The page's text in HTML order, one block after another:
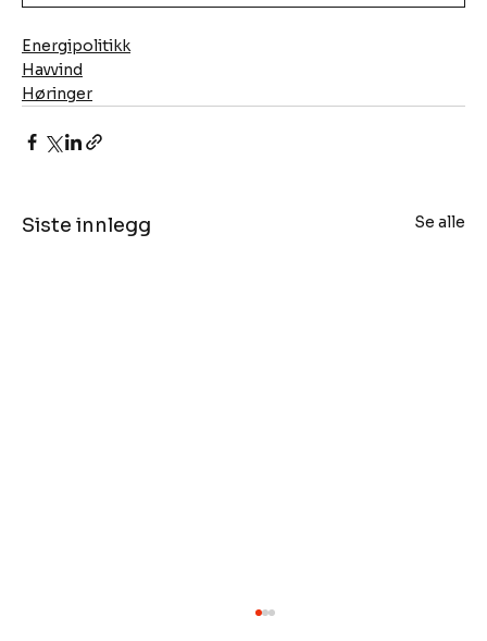
Energipolitikk
Havvind
Høringer
Siste innlegg Se alle